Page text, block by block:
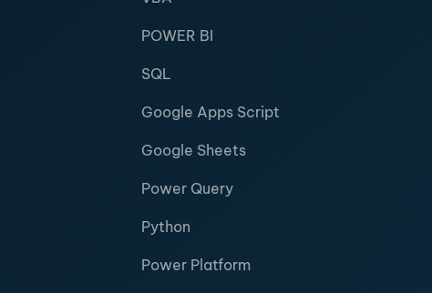
POWER BI
SQL
Google Apps Script
Google Sheets
Power Query
Python
Power Platform